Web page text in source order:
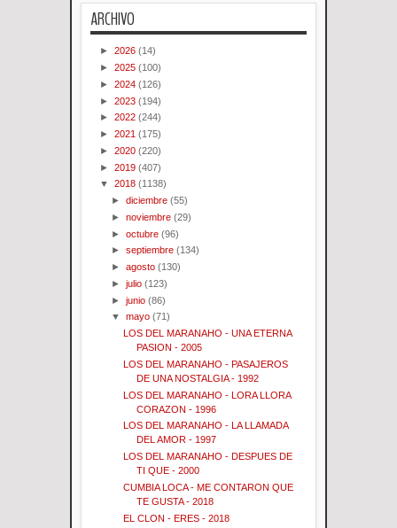
ARCHIVO
► 2026 (14)
► 2025 (100)
► 2024 (126)
► 2023 (194)
► 2022 (244)
► 2021 (175)
► 2020 (220)
► 2019 (407)
▼ 2018 (1138)
►diciembre (55)
►noviembre (29)
►octubre (96)
►septiembre (134)
►agosto (130)
►julio (123)
►junio (86)
▼mayo (71)
LOS DEL MARANAHO - UNA ETERNA
PASION - 2005
LOS DEL MARANAHO - PASAJEROS
DE UNA NOSTALGIA - 1992
LOS DEL MARANAHO - LORA LLORA
CORAZON - 1996
LOS DEL MARANAHO - LA LLAMADA
DEL AMOR - 1997
LOS DEL MARANAHO - DESPUES DE
TI QUE - 2000
CUMBIA LOCA - ME CONTARON QUE
TE GUSTA - 2018
EL CLON - ERES - 2018